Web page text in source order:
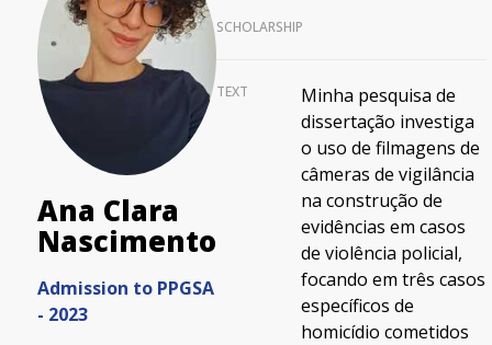
Ana Clara
Nascimento
Admission to PPGSA
- 2023
SCHOLARSHIP
TEXT
Minha pesquisa de
dissertação investiga
o uso de filmagens de
câmeras de vigilância
na construção de
evidências em casos
de violência policial,
focando em três casos
específicos de
homicídio cometidos